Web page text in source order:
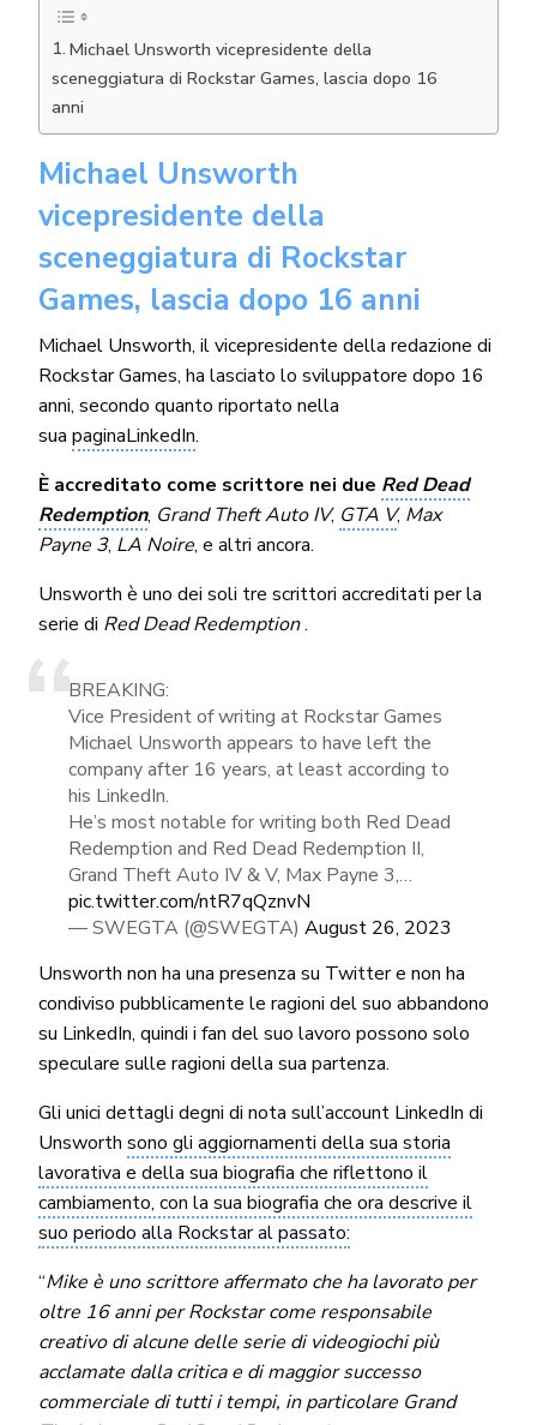
Michael Unsworth vicepresidente della
sceneggiatura di Rockstar Games, lascia dopo 16
anni
Michael Unsworth
vicepresidente della
sceneggiatura di Rockstar
Games, lascia dopo 16 anni
Michael Unsworth, il vicepresidente della redazione di
Rockstar Games, ha lasciato lo sviluppatore dopo 16
anni, secondo quanto riportato nella
sua paginaLinkedIn.
È accreditato come scrittore nei due Red Dead
Redemption, Grand Theft Auto IV, GTA V, Max
Payne 3, LA Noire, e altri ancora.
Unsworth è uno dei soli tre scrittori accreditati per la
serie di Red Dead Redemption.
BREAKING:
Vice President of writing at Rockstar Games
Michael Unsworth appears to have left the
company after 16 years, at least according to
his LinkedIn.
He’s most notable for writing both Red Dead
Redemption and Red Dead Redemption II,
Grand Theft Auto IV & V, Max Payne 3,…
pic.twitter.com/ntR7qQznvN
— SWEGTA (@SWEGTA)August 26, 2023
Unsworth non ha una presenza su Twitter e non ha
condiviso pubblicamente le ragioni del suo abbandono
su LinkedIn, quindi i fan del suo lavoro possono solo
speculare sulle ragioni della sua partenza.
Gli unici dettagli degni di nota sull’account LinkedIn di
Unsworth sono gli aggiornamenti della sua storia
lavorativa e della sua biografia che riflettono il
cambiamento, con la sua biografia che ora descrive il
suo periodo alla Rockstar al passato:
“Mike è uno scrittore affermato che ha lavorato per
oltre 16 anni per Rockstar come responsabile
creativo di alcune delle serie di videogiochi più
acclamate dalla critica e di maggior successo
commerciale di tutti i tempi, in particolare Grand